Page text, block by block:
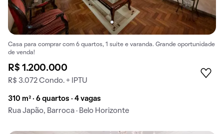
Casa para comprar com 6 quartos, 1 suíte e varanda. Grande oportunidade
de venda!
R$ 1.200.000
R$ 3.072 Condo. + IPTU
310 m² · 6 quartos · 4 vagas
Rua Japão, Barroca · Belo Horizonte